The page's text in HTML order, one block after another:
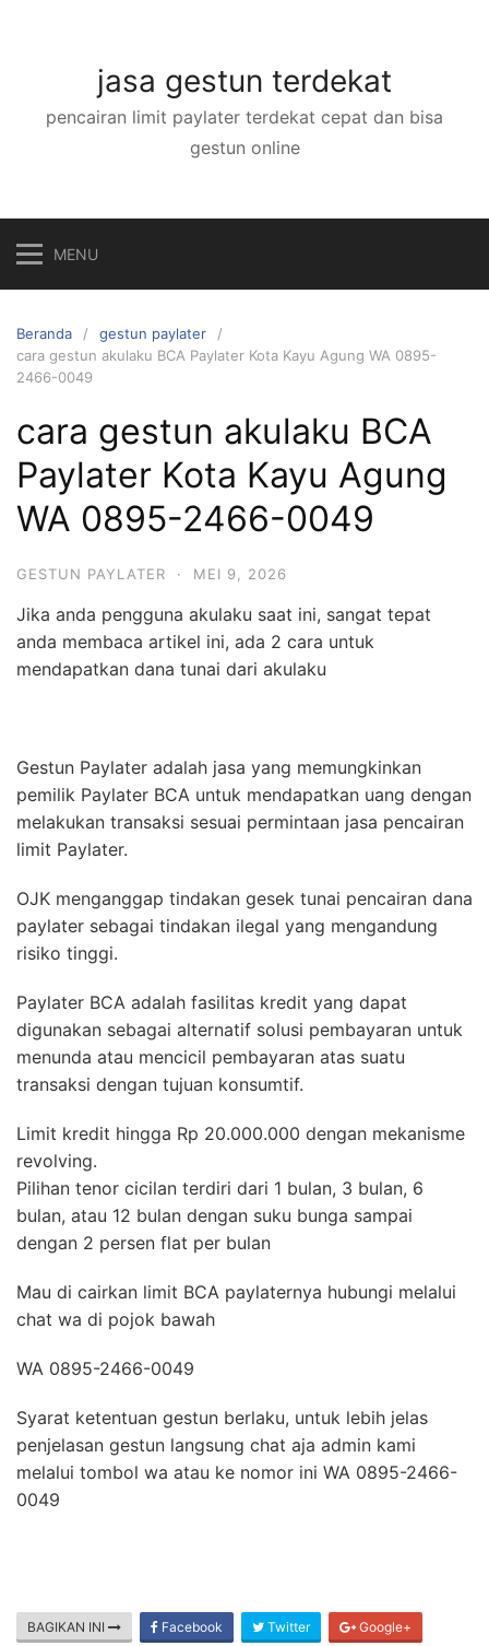
jasa gestun terdekat
pencairan limit paylater terdekat cepat dan bisa
gestun online
MENU
Beranda
gestun paylater
cara gestun akulaku BCA Paylater Kota Kayu Agung WA 0895-
2466-0049
cara gestun akulaku BCA
Paylater Kota Kayu Agung
WA 0895-2466-0049
GESTUN PAYLATER · MEI 9, 2026
Jika anda pengguna akulaku saat ini, sangat tepat
anda membaca artikel ini, ada 2 cara untuk
mendapatkan dana tunai dari akulaku
Gestun Paylater adalah jasa yang memungkinkan
pemilik Paylater BCA untuk mendapatkan uang dengan
melakukan transaksi sesuai permintaan jasa pencairan
limit Paylater.
OJK menganggap tindakan gesek tunai pencairan dana
paylater sebagai tindakan ilegal yang mengandung
risiko tinggi.
Paylater BCA adalah fasilitas kredit yang dapat
digunakan sebagai alternatif solusi pembayaran untuk
menunda atau mencicil pembayaran atas suatu
transaksi dengan tujuan konsumtif.
Limit kredit hingga Rp 20.000.000 dengan mekanisme
revolving.
Pilihan tenor cicilan terdiri dari 1 bulan, 3 bulan, 6
bulan, atau 12 bulan dengan suku bunga sampai
dengan 2 persen flat per bulan
Mau di cairkan limit BCA paylaternya hubungi melalui
chat wa di pojok bawah
WA 0895-2466-0049
Syarat ketentuan gestun berlaku, untuk lebih jelas
penjelasan gestun langsung chat aja admin kami
melalui tombol wa atau ke nomor ini WA 0895-2466-
0049
BAGIKAN INI Facebook Twitter Google+